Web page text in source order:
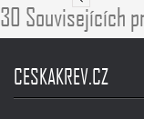
30 Souvisejících
CESKAKREV.CZ